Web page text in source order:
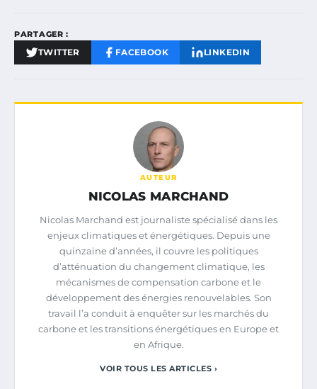
PARTAGER :
TWITTER FACEBOOK LINKEDIN
AUTEUR
NICOLAS MARCHAND
Nicolas Marchand est journaliste spécialisé dans les
enjeux climatiques et énergétiques. Depuis une
quinzaine d’années, il couvre les politiques
d’atténuation du changement climatique, les
mécanismes de compensation carbone et le
développement des énergies renouvelables. Son
travail l’a conduit à enquêter sur les marchés du
carbone et les transitions énergétiques en Europe et
en Afrique.
VOIR TOUS LES ARTICLES ›